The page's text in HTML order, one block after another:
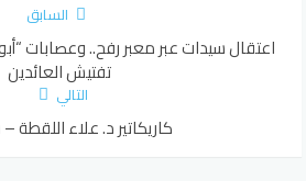
السابق
اعتقال سيدات عبر معبر رفح.. وعصابات
تفتيش العائدين
التالي
كاريكاتير د. علاء اللقطة